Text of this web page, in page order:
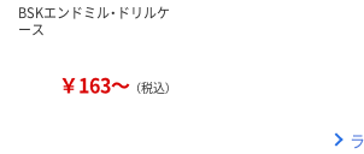
BSKエンドミル・ドリルケ
ース
￥163～ （税込）